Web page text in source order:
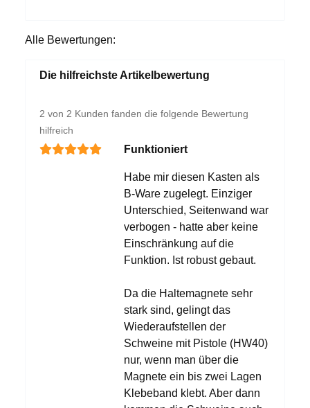
Alle Bewertungen:
Die hilfreichste Artikelbewertung
2 von 2 Kunden fanden die folgende Bewertung
hilfreich
Funktioniert
Habe mir diesen Kasten als
B-Ware zugelegt. Einziger
Unterschied, Seitenwand war
verbogen - hatte aber keine
Einschränkung auf die
Funktion. Ist robust gebaut.
Da die Haltemagnete sehr
stark sind, gelingt das
Wiederaufstellen der
Schweine mit Pistole (HW40)
nur, wenn man über die
Magnete ein bis zwei Lagen
Klebeband klebt. Aber dann